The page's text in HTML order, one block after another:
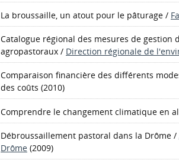
La broussaille, un atout pour le pâturage /
Catalogue régional des mesures de gestion
agropastoraux / Direction régionale de
Comparaison financière des différents
des coûts (2010)
Comprendre le changement climatique en
Débroussaillement pastoral dans la Drôme /
Drôme (2009)